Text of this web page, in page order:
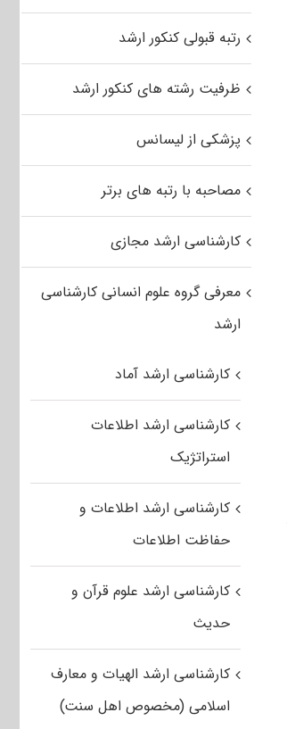
رتبه قبولی کنکور ارشد
ظرفیت رشته های کنکور ارشد
پزشکی از لیسانس
مصاحبه با رتبه های برتر
کارشناسی ارشد مجازی
معرفی گروه علوم انسانی کارشناسی
ارشد
کارشناسی ارشد آماد
کارشناسی ارشد اطلاعات
استراتژیک
کارشناسی ارشد اطلاعات و
حفاظت اطلاعات
کارشناسی ارشد علوم قرآن و
حدیث
کارشناسی ارشد الهیات و معارف
اسلامی (مخصوص اهل سنت)